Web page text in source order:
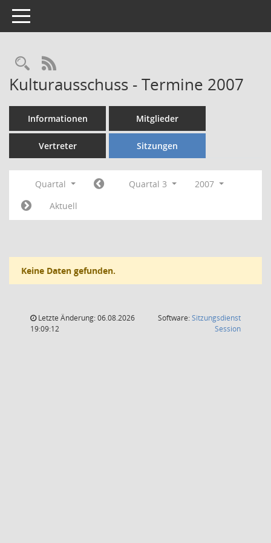
Toggle navigation
Rechercheauswahl
RSS-Feed
Kulturausschuss - Termine 2007
Informationen Mitglieder
Vertreter Sitzungen
Quartal Quartal 3
2007
Aktuell
Keine Daten gefunden.
Letzte Änderung: 06.08.2026
19:09:12
Software:Sitzungsdienst
Session(Wird in